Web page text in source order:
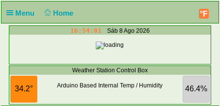
Menu Home °F
16:54:01 Sáb 8 Ago 2026
Weather Station Control Box
34.2° 46.4%
Arduino Based Internal Temp / Humidity